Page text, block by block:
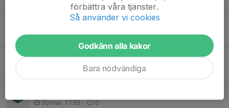
8 apr, 08:00 0
2 apr, 07:02 0
Föräldramöte + inställd träning
0
30 mar, 17:53 0
förbättra våra tjänster.
Så använder vi cookies
Godkänn alla kakor
Bara nödvändiga